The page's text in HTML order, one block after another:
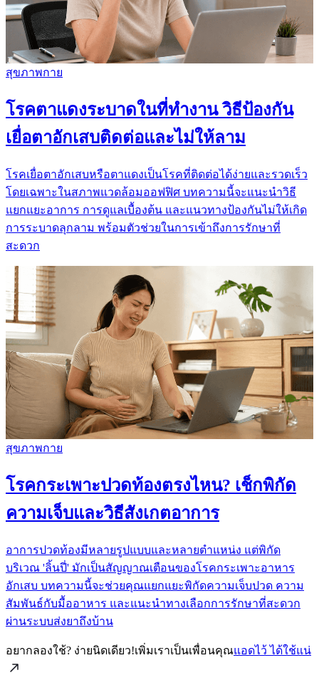
สุขภาพกาย
โรคตาแดงระบาดในที่ทำงาน วิธีป้องกัน
เยื่อตาอักเสบติดต่อและไม่ให้ลาม
โรคเยื่อตาอักเสบหรือตาแดงเป็นโรคที่ติดต่อได้ง่ายและรวดเร็ว
โดยเฉพาะในสภาพแวดล้อมออฟฟิศ บทความนี้จะแนะนำวิธี
แยกแยะอาการ การดูแลเบื้องต้น และแนวทางป้องกันไม่ให้เกิด
การระบาดลุกลาม พร้อมตัวช่วยในการเข้าถึงการรักษาที่
สะดวก
สุขภาพกาย
โรคกระเพาะปวดท้องตรงไหน? เช็กพิกัด
ความเจ็บและวิธีสังเกตอาการ
อาการปวดท้องมีหลายรูปแบบและหลายตำแหน่ง แต่พิกัด
บริเวณ 'ลิ้นปี่' มักเป็นสัญญาณเตือนของโรคกระเพาะอาหาร
อักเสบ บทความนี้จะช่วยคุณแยกแยะพิกัดความเจ็บปวด ความ
สัมพันธ์กับมื้ออาหาร และแนะนำทางเลือกการรักษาที่สะดวก
ผ่านระบบส่งยาถึงบ้าน
อยากลองใช้? ง่ายนิดเดียว!เพิ่มเราเป็นเพื่อนคุณแอดไว้ ได้ใช้แน่